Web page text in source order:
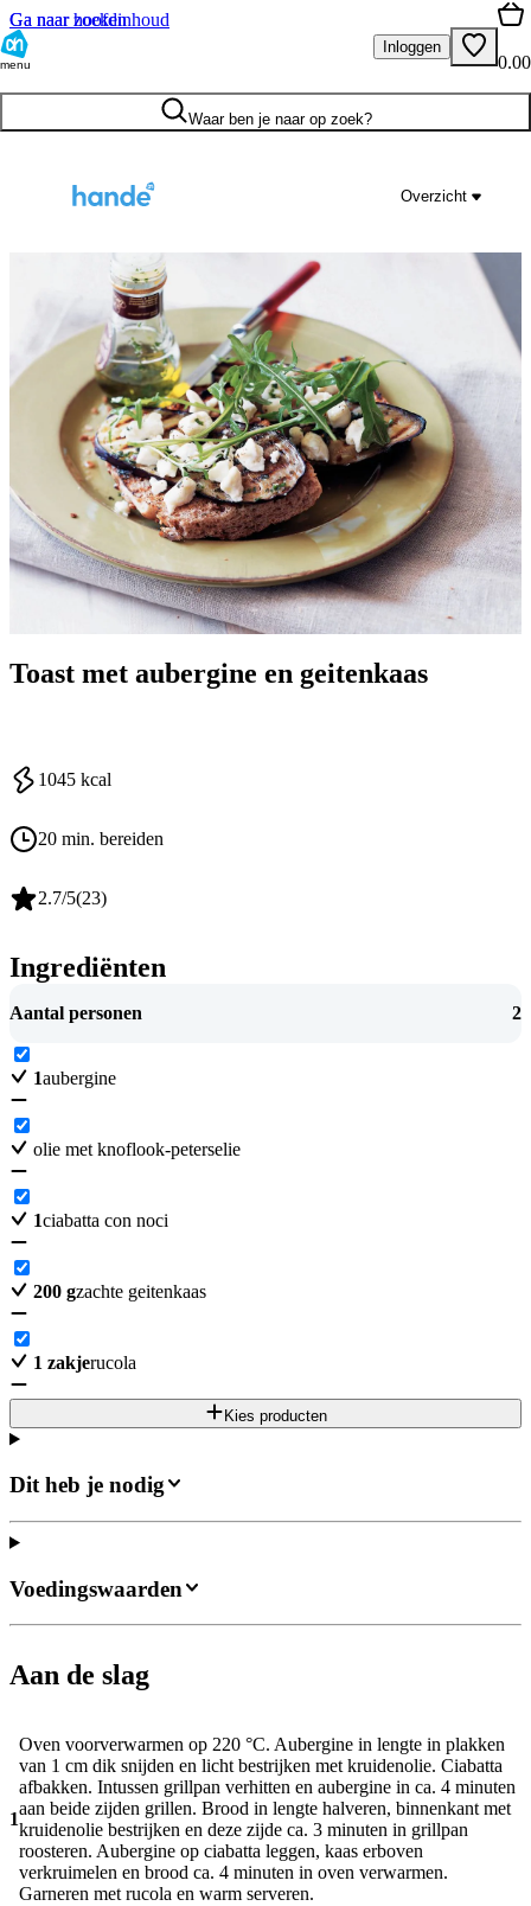
Ga naar hoofdinhoud
Ga naar zoeken
menu
Inloggen
0.00
Waar ben je naar op zoek?
Overzicht
Toast met aubergine en geitenkaas
1045 kcal
20 min. bereiden
2.7/5(23)
Ingrediënten
Aantal personen 2
1aubergine
olie met knoflook-peterselie
1ciabatta con noci
200 gzachte geitenkaas
1 zakjerucola
Kies producten
Dit heb je nodig
Aan de slag
1
Oven voorverwarmen op 220 °C. Aubergine in lengte in plakken
van 1 cm dik snijden en licht bestrijken met kruidenolie. Ciabatta
afbakken. Intussen grillpan verhitten en aubergine in ca. 4 minuten
aan beide zijden grillen. Brood in lengte halveren, binnenkant met
kruidenolie bestrijken en deze zijde ca. 3 minuten in grillpan
roosteren. Aubergine op ciabatta leggen, kaas erboven
verkruimelen en brood ca. 4 minuten in oven verwarmen.
Garneren met rucola en warm serveren.
Voedingswaarden